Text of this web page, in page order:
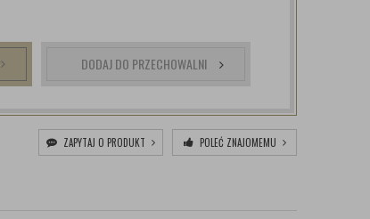
DODAJ DO PRZECHOWALNI
ZAPYTAJ O PRODUKT POLEĆ ZNAJOMEMU